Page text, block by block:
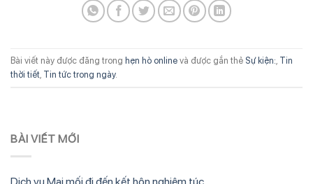
Bài viết này được đăng trong hẹn hò online và được gắn thẻ Sự kiện: Tin
thời tiết Tin tức trong ngày.
BÀI VIẾT MỚI